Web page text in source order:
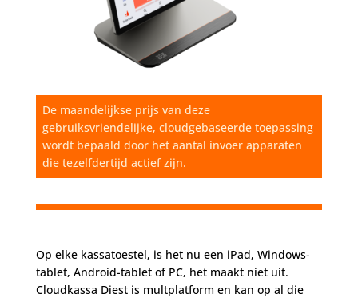
De maandelijkse prijs van deze
gebruiksvriendelijke, cloudgebaseerde toepassing
wordt bepaald door het aantal invoer apparaten
die tezelfdertijd actief zijn.
Op elke kassatoestel, is het nu een iPad, Windows-
tablet, Android-tablet of PC, het maakt niet uit.
Cloudkassa Diest is multplatform en kan op al die